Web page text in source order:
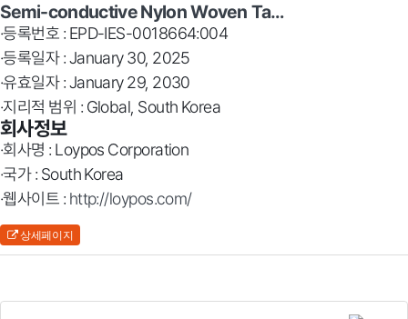
Semi-conductive Nylon Woven Ta…
·등록번호 : EPD-IES-0018664:004
·등록일자 : January 30, 2025
·유효일자 : January 29, 2030
·지리적 범위 : Global, South Korea
회사정보
·회사명 : Loypos Corporation
·국가 : South Korea
·웹사이트 : http://loypos.com/
상세페이지